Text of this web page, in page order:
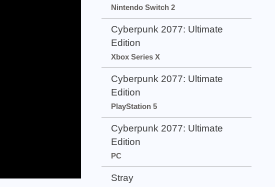
Nintendo Switch 2
Cyberpunk 2077: Ultimate
Edition
Xbox Series X
Cyberpunk 2077: Ultimate
Edition
PlayStation 5
Cyberpunk 2077: Ultimate
Edition
PC
Stray